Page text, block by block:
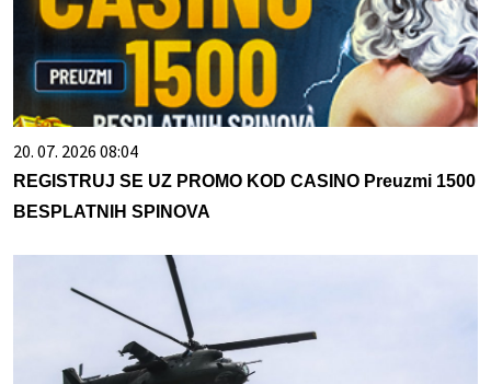
20. 07. 2026 08:04
REGISTRUJ SE UZ PROMO KOD CASINO Preuzmi 1500
BESPLATNIH SPINOVA